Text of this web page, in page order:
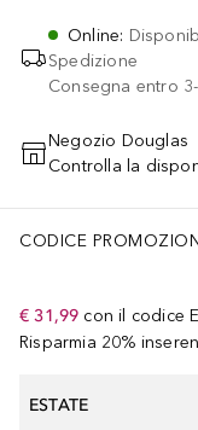
Online:
Spedizione
Consegna entro
Negozio Douglas
Controlla la
CODICE
€ 31,99 con il codice
Risparmia 20%
ESTATE